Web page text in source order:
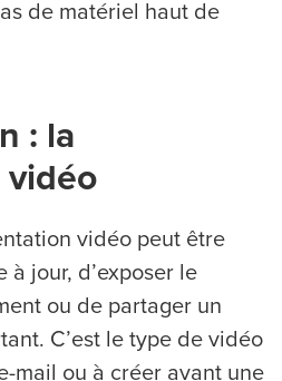
de matériel haut de
: la
vidéo
vidéo peut être
à jour, d’exposer le
ou de partager un
C’est le type de vidéo
mail ou à créer avant une